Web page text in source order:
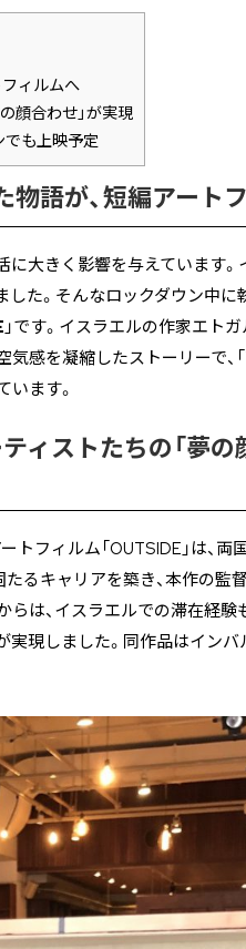
ィルムへ
顔合わせ」が実現
でも上映予定
語が、短編アート
大きく影響を与えています
た。そんなロックダウン中に
」です。イスラエルの作家エト
感を凝縮したストーリーで、
います。
ィストたちの「夢の
フィルム「OUTSIDE」は、両
るキャリアを築き、本作の監
らは、イスラエルでの滞在経験
実現しました。同作品はインバ